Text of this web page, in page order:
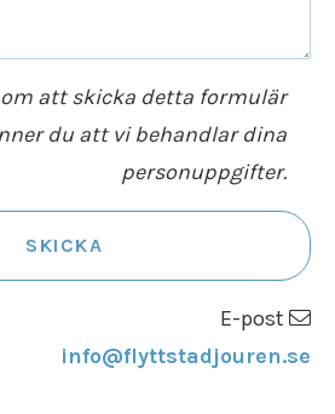
att skicka detta formulär
du att vi behandlar dina
personuppgifter.
SKICKA
E-post
info@flyttstadjouren.se